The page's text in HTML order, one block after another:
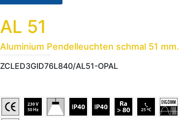
AL 51
Aluminium Pendelleuchten schmal 51 mm.
ZCLED3GID76L840/AL51-OPAL